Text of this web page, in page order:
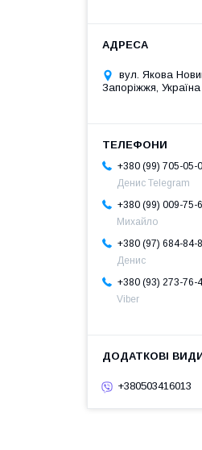
вул. Якова
Запоріжжя, Україна
+380 (99) 705-05-
Денис Telegram
+380 (99) 009-75-
Михайло
+380 (97) 684-84-
Денис
+380 (93) 273-76-
Viber
+380503416013